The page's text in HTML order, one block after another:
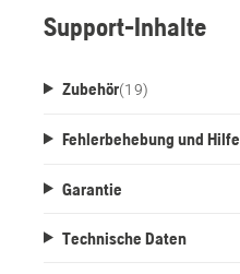
Support-Inhalte
Zubehör(19)
Fehlerbehebung und Hilfe
Garantie
Technische Daten